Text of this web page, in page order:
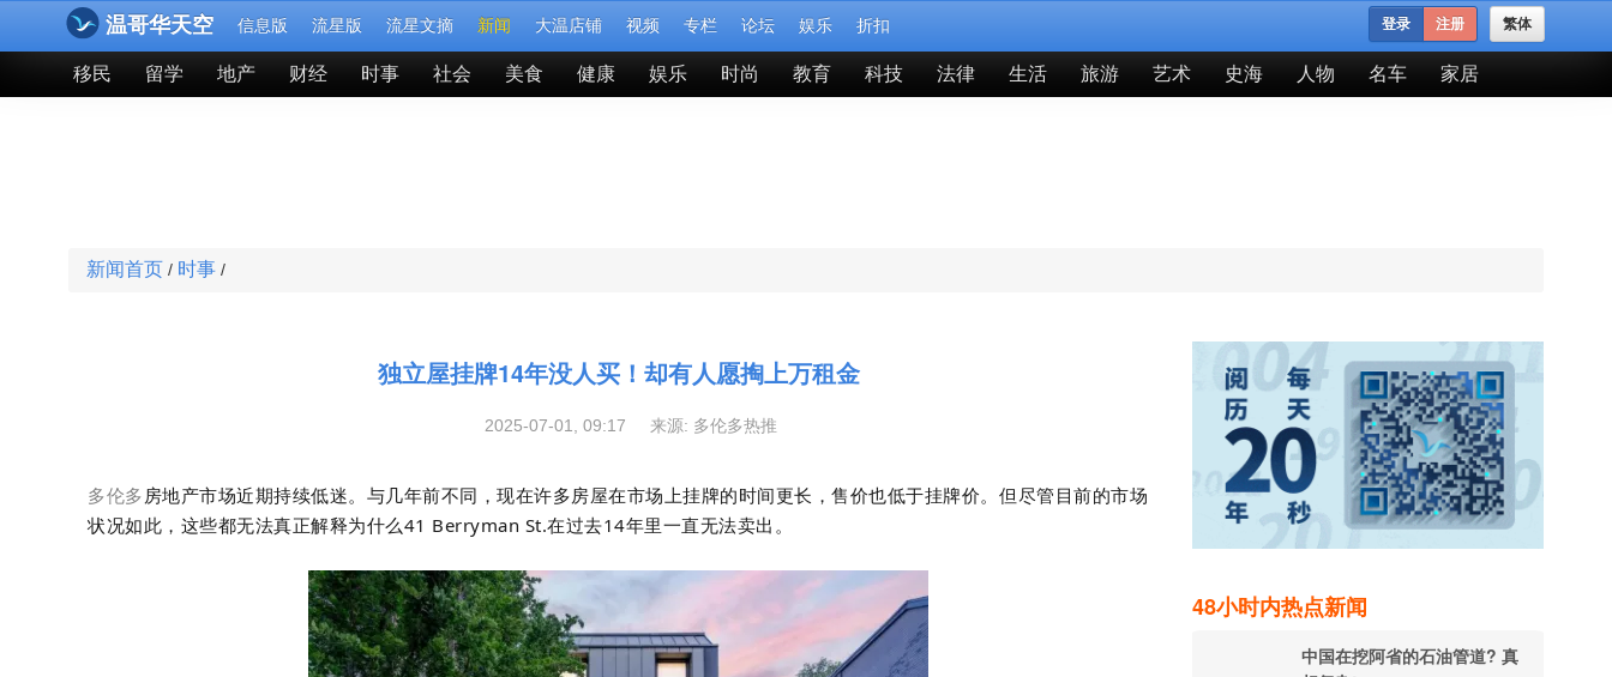
温哥华天空 信息版 流星版 流星文摘 新闻 大温店铺 视频 专栏 论坛 娱乐 折扣 繁体
登录 注册
移民 留学 地产 财经 时事 社会 美食 健康 娱乐 时尚 教育 科技 法律 生活 旅游 艺术 史海 人物 名车 家居
新闻首页 / 时事 /
独立屋挂牌14年没人买！却有人愿掏上万租金
2025-07-01, 09:17 来源: 多伦多热推
多伦多房地产市场近期持续低迷。与几年前不同，现在许多房屋在市场上挂牌的时间更长，售价也低于挂牌价。但尽管目前的市场
状况如此，这些都无法真正解释为什么41 Berryman St.在过去14年里一直无法卖出。
48小时内热点新闻
中国在挖阿省的石油管道? 真